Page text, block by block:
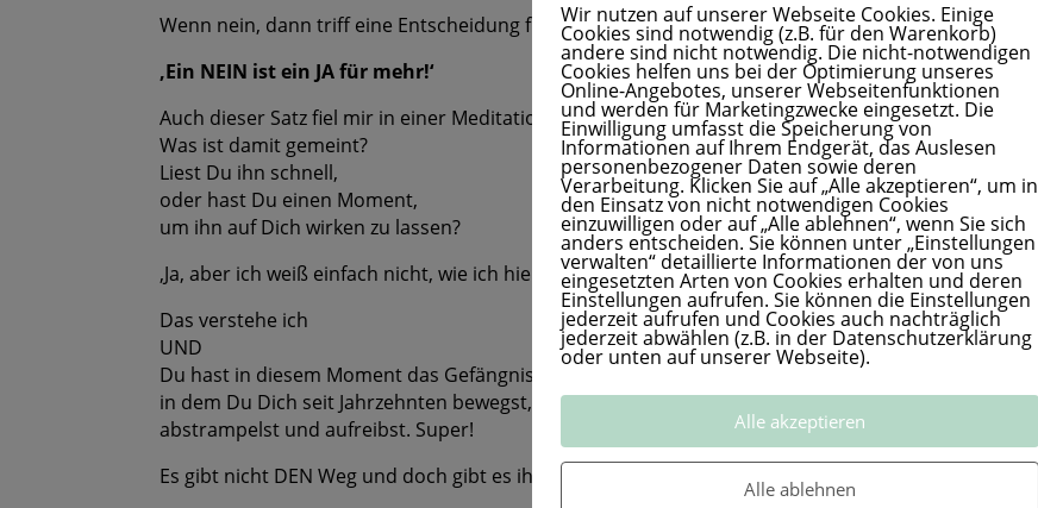
Wenn nein, dann triff eine Entscheidung für Dich!
‚Ein NEIN ist ein JA für mehr!‘
Auch dieser Satz fiel mir in einer Meditation zu.
Was ist damit gemeint?
Liest Du ihn schnell,
oder hast Du einen Moment,
um ihn auf Dich wirken zu lassen?
‚Ja, aber ich weiß einfach nicht, wie ich hier rauskomme!‘
Das verstehe ich
UND
Du hast in diesem Moment das Gefängnis erkannt,
in dem Du Dich seit Jahrzehnten bewegst,
abstrampelst und aufreibst. Super!
Es gibt nicht DEN Weg und doch gibt es ihn.
Wir nutzen auf unserer Webseite Cookies. Einige
Cookies sind notwendig (z.B. für den Warenkorb)
andere sind nicht notwendig. Die nicht-notwendigen
Cookies helfen uns bei der Optimierung unseres
Online-Angebotes, unserer Webseitenfunktionen
und werden für Marketingzwecke eingesetzt. Die
Einwilligung umfasst die Speicherung von
Informationen auf Ihrem Endgerät, das Auslesen
personenbezogener Daten sowie deren
Verarbeitung. Klicken Sie auf „Alle akzeptieren“, um in
den Einsatz von nicht notwendigen Cookies
einzuwilligen oder auf „Alle ablehnen“, wenn Sie sich
anders entscheiden. Sie können unter „Einstellungen
verwalten“ detaillierte Informationen der von uns
eingesetzten Arten von Cookies erhalten und deren
Einstellungen aufrufen. Sie können die Einstellungen
jederzeit aufrufen und Cookies auch nachträglich
jederzeit abwählen (z.B. in der Datenschutzerklärung
oder unten auf unserer Webseite).
Alle akzeptieren
Alle ablehnen